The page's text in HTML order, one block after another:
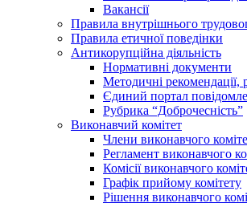
Вакансії
Правила внутрішнього
Правила етичної поведінки
Антикорупційна діяльність
Нормативні документи
Методичні рекомендації,
Єдиний портал
Рубрика “Доброчесність”
Виконавчий комітет
Члени виконавчого
Регламент виконавчого
Комісії виконавчого
Графік прийому комітету
Рішення виконавчого